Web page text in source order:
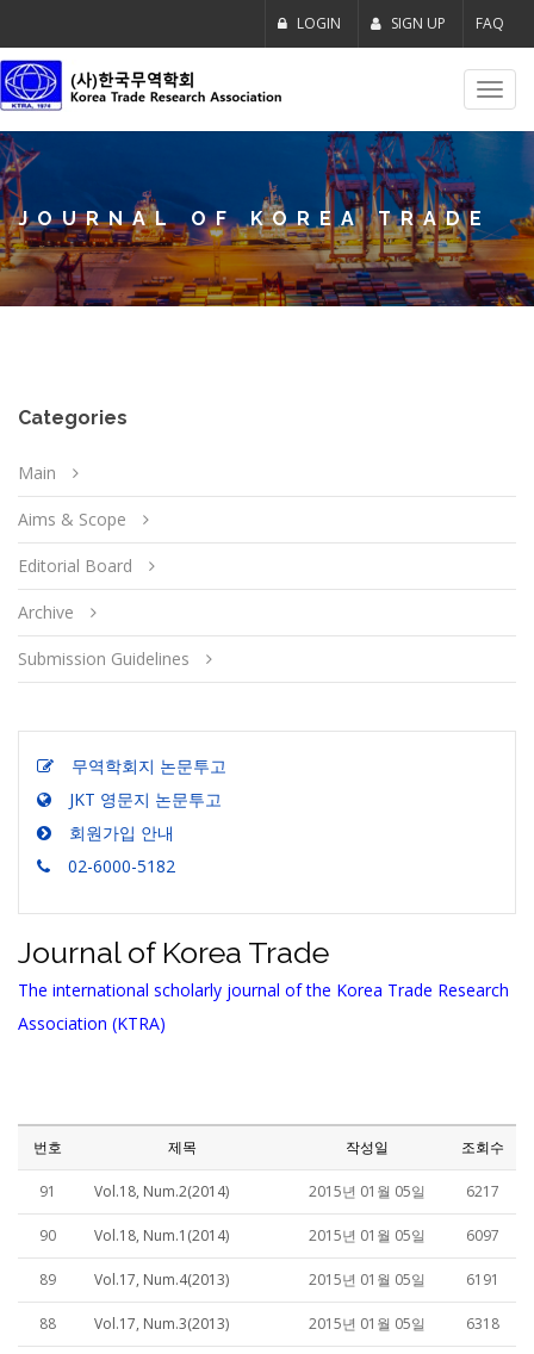
LOGIN SIGN UP FAQ
JOURNAL OF KOREA TRADE
Categories
Main
Aims & Scope
Editorial Board
Archive
Submission Guidelines
무역학회지 논문투고
JKT 영문지 논문투고
회원가입 안내
02-6000-5182
Journal of Korea Trade
The international scholarly journal of the Korea Trade Research
Association (KTRA)
번호 제목 작성일 조회수
91 Vol.18, Num.2(2014) 2015년 01월 05일 6217
90 Vol.18, Num.1(2014) 2015년 01월 05일 6097
89 Vol.17, Num.4(2013) 2015년 01월 05일 6191
88 Vol.17, Num.3(2013) 2015년 01월 05일 6318